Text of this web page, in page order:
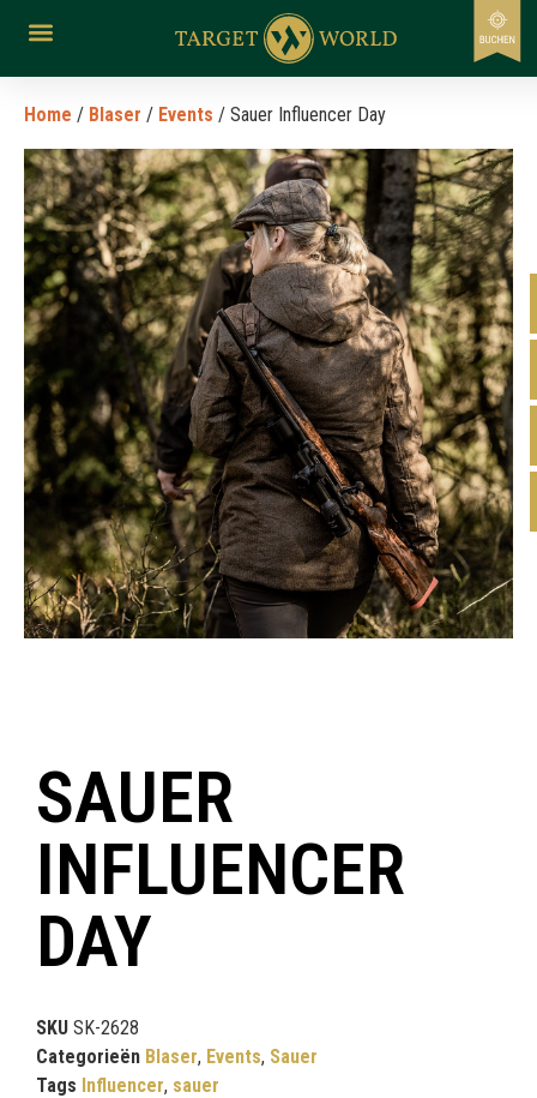
Home / Blaser / Events / Sauer Influencer Day
SAUER
INFLUENCER
DAY
SKU SK-2628
Categorieën Blaser, Events, Sauer
Tags Influencer, sauer